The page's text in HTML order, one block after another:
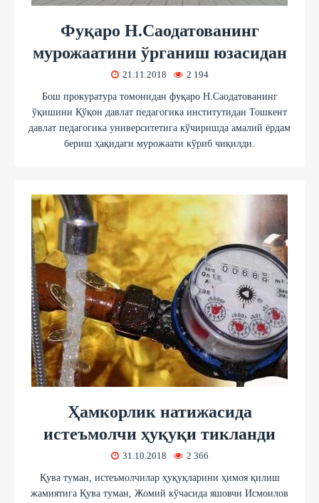
Фуқаро Н.Саодатованинг
мурожаатини ўрганиш юзасидан
21.11.2018 2 194
Бош прокуратура томонидан фуқаро Н.Саодатованинг
ўқишини Қўқон давлат педагогика институтидан Тошкент
давлат педагогика университетига кўчиришда амалий ёрдам
бериш ҳақидаги мурожаати кўриб чиқилди.
Ҳамкорлик натижасида
истеъмолчи ҳуқуқи тикланди
31.10.2018 2 366
Қува туман, истеъмолчилар ҳуқуқларини ҳимоя қилиш
жамиятига Қува туман, Жомий кўчасида яшовчи Исмоилов